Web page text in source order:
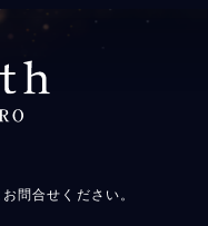
問合せください。